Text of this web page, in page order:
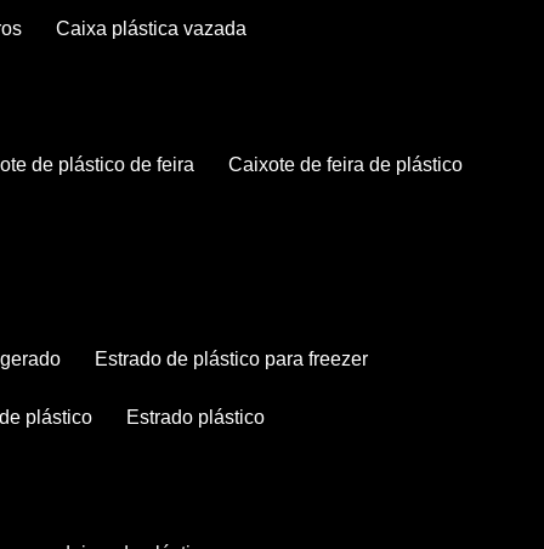
caixa plástica vazada
de plástico de feira caixote de feira de plástico
estrado de plástico para freezer
de plástico estrado plástico